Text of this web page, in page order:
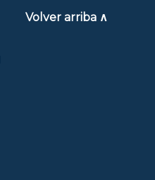
Volver arriba ∧